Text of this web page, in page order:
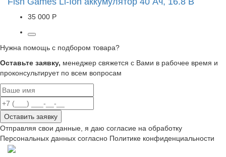
35 000 Р
Нужна помощь с подбором товара?
Оставьте заявку, менеджер свяжется с Вами в рабочее время и
проконсультирует по всем вопросам
Оставить заявку
Отправляя свои данные, я даю согласие на обработку
Персональных данных согласно Политике конфиденциальности